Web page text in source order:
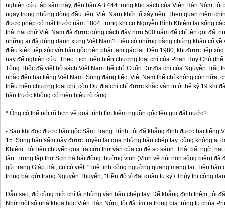
nghiên cứu tập sấm này, đến bản AB 444 trong kho sách của Viện Hán Nôm,
ngay trong những dòng đầu tiên: Việt Narn khởi tổ xây nền. Theo quan niệm
được phép có mặt trước năm 1804, trong khi cụ Nguyễn Bỉnh Khiêm lại sống
thật hai chữ Việt Nam đã được dùng cách đây hơn 500 năm để chỉ tên gọi đất
những ai đã dùng danh xưng Việt Nam? Liệu có những bằng chứng khảo cổ về
điều kiện tiếp xúc với bản gốc nên phải tạm gác lại. Đến 1980, khi được tiếp
nay để nghiên cứu. Theo Lịch triều hiến chương loại chí của Phan Huy Chú
Tông Thốc đã viết bộ sách Việt Nam thế chí. Cuốn Dư địa chí của Nguyễn Trãi,
nhắc đến hai tiếng Việt Nam. Song đáng tiếc, Việt Nam thế chí không còn nữa,
triều hiến chương loại chí; còn Dư địa chí chỉ được khắc ván in ở thế kỷ 19 khi
bản trước không có niên hiệu rõ ràng.
* Ông có thể nói rõ hơn về quá trình tìm kiếm nguồn gốc tên gọi đất nước?
- Sau khi đọc được bản gốc Sấm Trạng Trình, tôi đã khẳng định được hai tiếng
15. Song bản sấm này được truyền lại qua những bản chép tay, cũng không ai
Khiêm. Tôi liền chuyển qua tra cứu thơ văn của cụ để so sánh. Thật bất ngờ,
lần: Trong tập thơ Sơn hà hái động thường vịnh (Vịnh về núi non sông biển) đã
gửi trạng Giáp Hải, cụ có viết: "Tuệ tinh cộng ngưỡng quang mang tại, Tiền hậu
trong bài gửi trạng Nguyễn Thuyến, "Tiền đồ vĩ đại quân tu ký / Thùy thị công
Dẫu sao, đó cũng mới chỉ là những văn bản chép tay. Để khẳng định thêm, tôi
Nhờ một số nhà khoa học Viện Hán Nôm, tôi đã tìm ra trong bia trùng tu chùa